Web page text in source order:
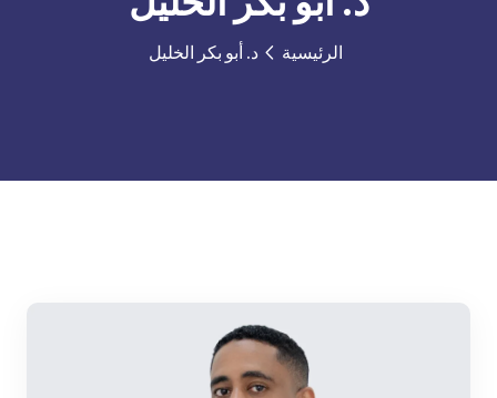
الرئيسية د. أبو بكر الخليل